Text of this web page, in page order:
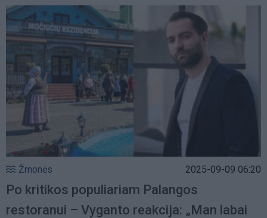
Žmonės 2025-09-09 06:20
Po kritikos populiariam Palangos
restoranui – Vyganto reakcija: „Man labai